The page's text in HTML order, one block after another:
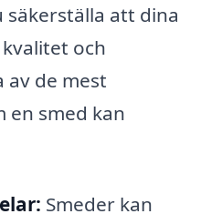
säkerställa att dina
och
av de mest
en smed kan
Smeder kan